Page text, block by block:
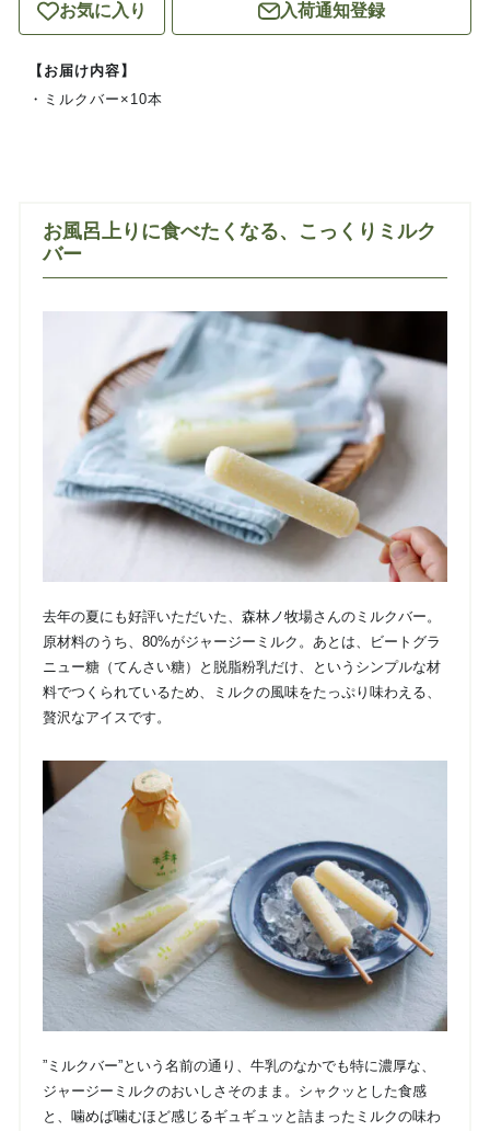
お気に入り 入荷通知登録
【お届け内容】
・ミルクバー×10本
お風呂上りに食べたくなる、こっくりミルク
バー
去年の夏にも好評いただいた、森林ノ牧場さんのミルクバー。
原材料のうち、80%がジャージーミルク。あとは、ビートグラ
ニュー糖（てんさい糖）と脱脂粉乳だけ、というシンプルな材
料でつくられているため、ミルクの風味をたっぷり味わえる、
贅沢なアイスです。
”ミルクバー”という名前の通り、牛乳のなかでも特に濃厚な、
ジャージーミルクのおいしさそのまま。シャクッとした食感
と、 噛めば噛むほど感じるギュギュッと詰まったミルクの味わ